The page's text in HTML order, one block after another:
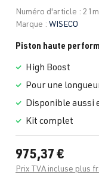
Numéro d'article :
Marque : WISECO
Piston haute
High Boost
Pour une
Disponible aussi
Kit complet
975,37 €
Prix TVA incluse plus